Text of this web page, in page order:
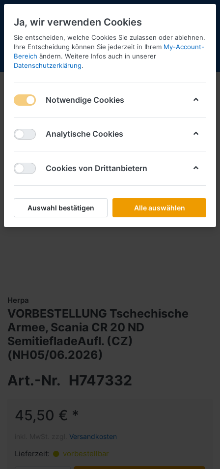
Menü Anmelden Shopaktualisierung
Herpa
VORBESTELLUNG Tschechische
Armee, Scania CR 20 ND
SemitiefladeAufl. (CZ)
(NH05/06.2026)
Art.-Nr. H747332
45,50 € *
Versandkosten
Lieferzeit: vorbestellbar
Ja, wir verwenden Cookies
Sie entscheiden, welche Cookies Sie zulassen oder ablehnen.
Ihre Entscheidung können Sie jederzeit in Ihrem My-Account-
Bereich ändern. Weitere Infos auch in unserer
Datenschutzerklärung.
Notwendige Cookies
Analytische Cookies
Cookies von Drittanbietern
Auswahl bestätigen Alle auswählen